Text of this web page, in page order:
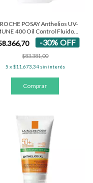
POSAY Anthelios UV-
400 Oil Control Fluido
SPF50+
-30% OFF
$83.381,00
5 x $11.673,34 sin interés